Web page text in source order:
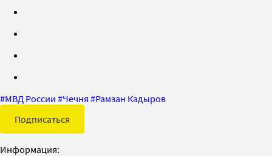
#МВД России #Чечня #Рамзан Кадыров
Подписаться
Информация: